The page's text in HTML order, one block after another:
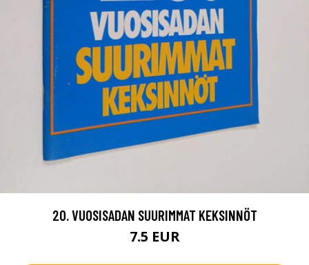
20. VUOSISADAN SUURIMMAT KEKSINNÖT
7.5 EUR